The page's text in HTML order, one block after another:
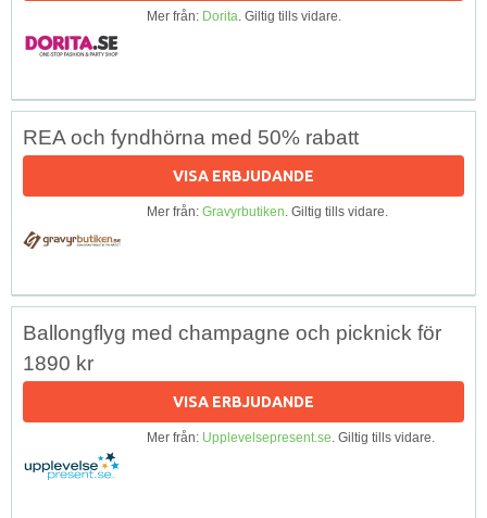
Mer från: Dorita. Giltig tills vidare.
REA och fyndhörna med 50% rabatt
VISA ERBJUDANDE
Mer från: Gravyrbutiken. Giltig tills vidare.
Ballongflyg med champagne och picknick för
1890 kr
VISA ERBJUDANDE
Mer från: Upplevelsepresent.se. Giltig tills vidare.